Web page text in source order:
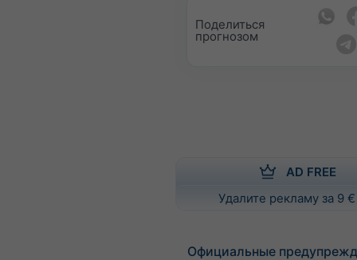
Поделиться
прогнозом
AD FREE
Удалите рекламу за 9 €
Официальные